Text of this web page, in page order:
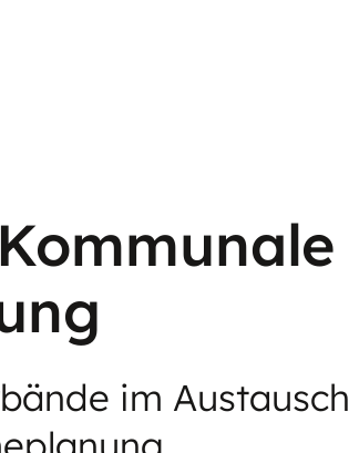
im Austausch